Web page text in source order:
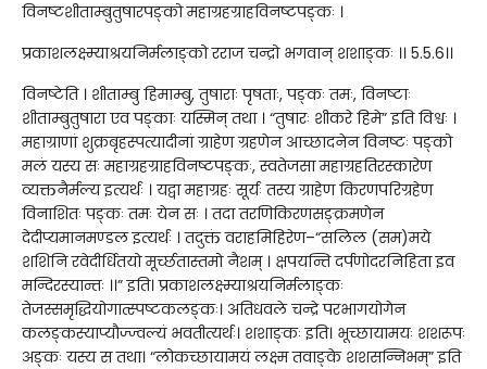
विनष्टशीताम्बुतुषारपङ्को महाग्रहग्राहविनष्टपङ्कः ।
प्रकाशलक्ष्म्याश्रयनिर्मलाङ्को रराज चन्द्रो भगवान् शशाङ्कः ।। 5.5.6।।
विनष्टेति । शीताम्बु हिमाम्बु, तुषाराः पृषताः, पङ्कः तमः, विनष्टाः
शीताम्बुतुषारा एव पङ्काः यस्मिन् तथा । “तुषारः शीकरे हिमे” इति विश्वः ।
महाग्राणां शुक्रबृहस्पत्यादीनां ग्राहेण ग्रहणेन आच्छादनेन विनष्टः पङ्को
मलं यस्य सः महाग्रहग्राहविनष्टपङ्कः, स्वतेजसा महाग्रहतिरस्कारेण
व्यक्तनैर्मल्य इत्यर्थः । यद्वा महाग्रहः सूर्यः तस्य ग्राहेण किरणपरिग्रहेण
विनाशितः पङ्कः तमः येन सः । तदा तरणिकिरणसङ्क्रमणेन
देदीप्यमानमण्डल इत्यर्थः । तदुक्तं वराहमिहिरेण–“सलिल (सम)मये
शशिनि रवेदीर्धितयो मूर्च्छतास्तमो नैशम् । क्षपयन्ति दर्पणोदरनिहिता इव
मन्दिरस्यान्तः ।।” इति। प्रकाशलक्ष्म्याश्रयनिर्मलाङ्कः
तेजस्समृद्धियोगात्स्पष्टकलङ्कः। अतिधवले चन्द्रे परभागयोगेन
कलङ्कस्याप्यौज्ज्वल्यं भवतीत्यर्थः। शशाङ्कः इति। भूच्छायामयः शशरूपः
अङ्कः यस्य स तथा। “लोकच्छायामयं लक्ष्म तवाङ्के शशसन्निभम्” इति